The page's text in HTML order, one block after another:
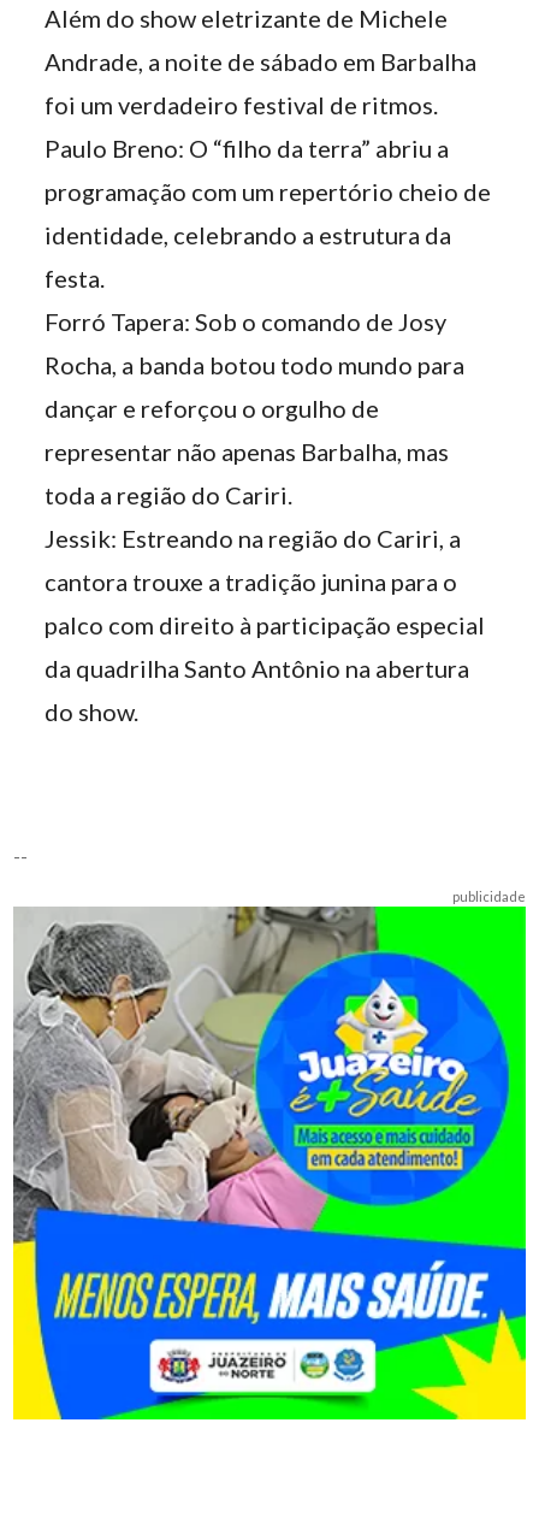
Além do show eletrizante de Michele
Andrade, a noite de sábado em Barbalha
foi um verdadeiro festival de ritmos.
Paulo Breno: O “filho da terra” abriu a
programação com um repertório cheio de
identidade, celebrando a estrutura da
festa.
Forró Tapera: Sob o comando de Josy
Rocha, a banda botou todo mundo para
dançar e reforçou o orgulho de
representar não apenas Barbalha, mas
toda a região do Cariri.
Jessik: Estreando na região do Cariri, a
cantora trouxe a tradição junina para o
palco com direito à participação especial
da quadrilha Santo Antônio na abertura
do show.
--
publicidade